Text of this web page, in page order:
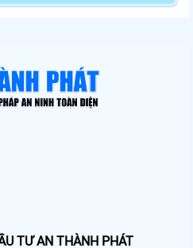
TƯ AN THÀNH PHÁT